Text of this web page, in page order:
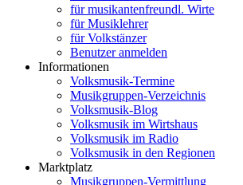
für musikantenfreundl. Wirte
für Musiklehrer
für Volkstänzer
Benutzer anmelden
Informationen
Volksmusik-Termine
Musikgruppen-Verzeichnis
Volksmusik-Blog
Volksmusik im Wirtshaus
Volksmusik im Radio
Volksmusik in den Regionen
Marktplatz
Musikgruppen-Vermittlung